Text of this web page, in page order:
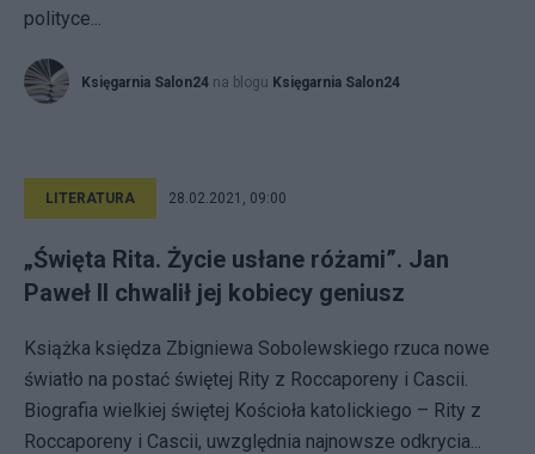
polityce...
Księgarnia Salon24 na blogu Księgarnia Salon24
LITERATURA 28.02.2021, 09:00
„Święta Rita. Życie usłane różami”. Jan
Paweł II chwalił jej kobiecy geniusz
Książka księdza Zbigniewa Sobolewskiego rzuca nowe
światło na postać świętej Rity z Roccaporeny i Cascii.
Biografia wielkiej świętej Kościoła katolickiego – Rity z
Roccaporeny i Cascii, uwzględnia najnowsze odkrycia...